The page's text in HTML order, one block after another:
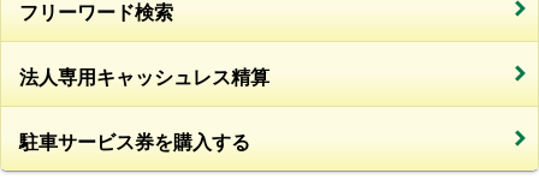
フリーワード検索
法人専用キャッシュレス精算
駐車サービス券を購入する